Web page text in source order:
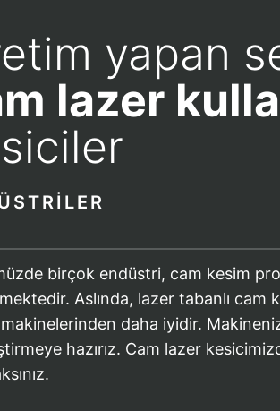
yapan
lazer
birçok endüstri, cam kesim
Aslında, lazer tabanlı
daha iyidir.
hazırız. Cam lazer